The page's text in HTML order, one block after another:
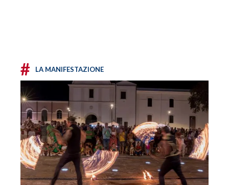
# LA MANIFESTAZIONE